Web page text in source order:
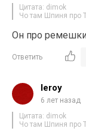
Цитата: dimok
Чо там Шпиня про
Он про
Ответить
leroy
6 лет назад
Цитата: dimok
Чо там Шпиня про